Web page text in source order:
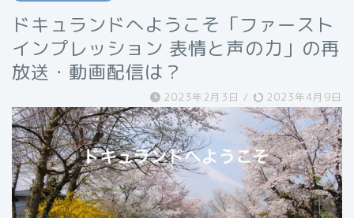
ドキュランドへようこそ「ファースト
インプレッション 表情と声の力」の再
放送・動画配信は？
2023年2月3日 / 2023年4月9日